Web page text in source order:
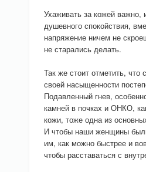
Ухаживать за кожей
душевного спокойствия,
напряжение ничем не
не старались делать.
Так же стоит отметить,
своей насыщенности
Подавленный гнев,
камней в почках и ОНКО,
кожи, тоже одна из
И чтобы наши женщины
им, как можно быстрее и
чтобы расставаться с